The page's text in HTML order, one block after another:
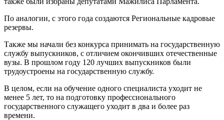
По аналогии, с этого года создаются Региональные кадровые
резервы.
Также мы начали без конкурса принимать на государственную
службу выпускников, с отличием окончивших отечественные
вузы. В прошлом году 120 лучших выпускников были
трудоустроены на государственную службу.
В целом, если на обучение одного специалиста уходит не
менее 5 лет, то на подготовку профессионального
государственного служащего уходит в два и более раз
времени.